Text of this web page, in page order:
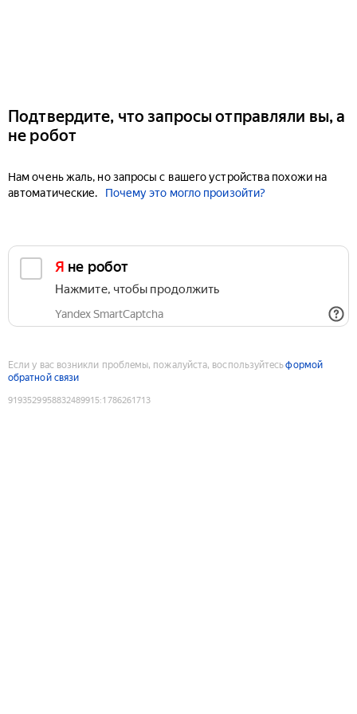
Подтвердите, что запросы отправляли вы, а
не робот
Нам очень жаль, но запросы с вашего устройства похожи на
автоматические.
Почему это могло произойти?
Я не робот
Нажмите, чтобы продолжить
Yandex SmartCaptcha
Если у вас возникли проблемы, пожалуйста, воспользуйтесьформой
обратной связи
9193529958832489915:1786261713